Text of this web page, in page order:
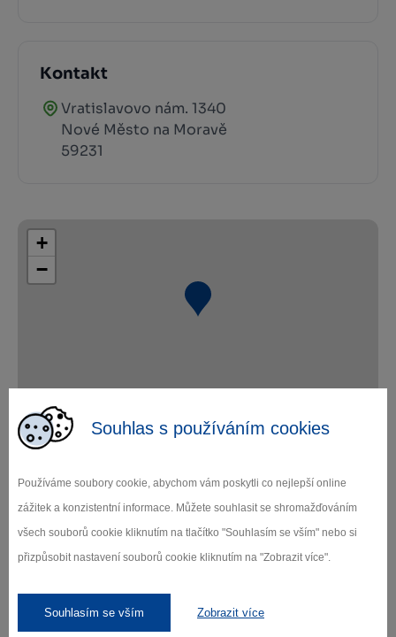
Souhlas s používáním cookies
Používáme soubory cookie, abychom vám poskytli co nejlepší online
zážitek a konzistentní informace. Můžete souhlasit se shromažďováním
všech souborů cookie kliknutím na tlačítko "Souhlasím se vším" nebo si
přizpůsobit nastavení souborů cookie kliknutím na "Zobrazit více".
Souhlasím se vším Zobrazit více
Kontakt
Vratislavovo nám. 1340
Nové Město na Moravě
59231
+
−
Zamilujte si Vysočinu
o novinkách.